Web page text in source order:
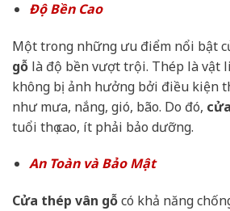
Độ Bền Cao
Một trong những ưu điểm nổi bật
gỗ là độ bền vượt trội. Thép là vật
không bị ảnh hưởng bởi điều kiện
như mưa, nắng, gió, bão. Do đó,
tuổi thọ cao, ít phải bảo dưỡng.
An Toàn và Bảo Mật
Cửa thép vân gỗcó khả năng